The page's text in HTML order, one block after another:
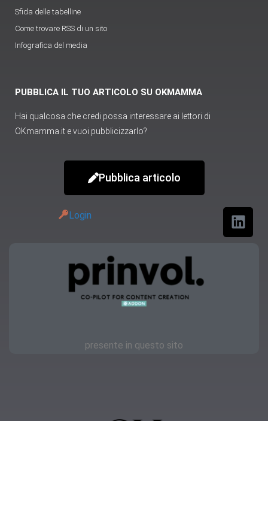
Sfida delle tabelline
Come trovare RSS di un sito
Infografica del media
PUBBLICA IL TUO ARTICOLO SU OKMAMMA
Hai qualcosa che credi possa interessare ai lettori di
OKmamma.it e vuoi pubblicizzarlo?
Pubblica articolo
Login
presente in questo sito